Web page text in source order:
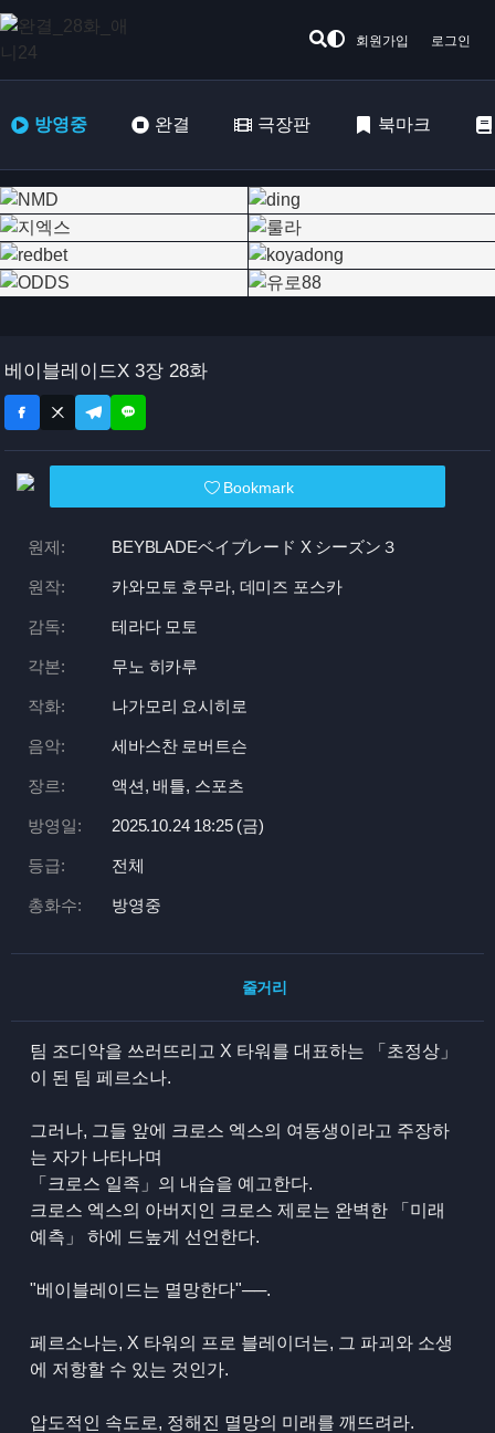
회원가입 로그인
방영중 완결 극장판 북마크
베이블레이드X 3장 28화
Bookmark
원제: BEYBLADEベイブレード X シーズン３
원작: 카와모토 호무라, 데미즈 포스카
감독: 테라다 모토
각본: 무노 히카루
작화: 나가모리 요시히로
음악: 세바스찬 로버트슨
장르: 액션, 배틀, 스포츠
방영일: 2025.10.24 18:25 (금)
등급: 전체
총화수: 방영중
줄거리
팀 조디악을 쓰러뜨리고 X 타워를 대표하는 「초정상」
이 된 팀 페르소나.
그러나, 그들 앞에 크로스 엑스의 여동생이라고 주장하
는 자가 나타나며
「크로스 일족」의 내습을 예고한다.
크로스 엑스의 아버지인 크로스 제로는 완벽한 「미래
예측」 하에 드높게 선언한다.
"베이블레이드는 멸망한다"──.
페르소나는, X 타워의 프로 블레이더는, 그 파괴와 소생
에 저항할 수 있는 것인가.
압도적인 속도로, 정해진 멸망의 미래를 깨뜨려라.